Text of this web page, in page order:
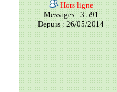
Hors ligne
Messages : 3 591
Depuis : 26/05/2014